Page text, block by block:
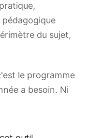
du sujet,
le programme
a besoin. Ni